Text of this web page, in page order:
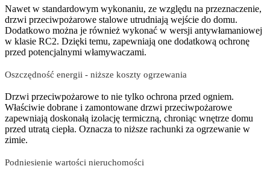
Nawet w standardowym wykonaniu, ze względu na przeznaczenie,
drzwi przeciwpożarowe stalowe utrudniają wejście do domu.
Dodatkowo można je również wykonać w wersji antywłamaniowej
w klasie RC2. Dzięki temu, zapewniają one dodatkową ochronę
przed potencjalnymi włamywaczami.
Oszczędność energii - niższe koszty ogrzewania
Drzwi przeciwpożarowe to nie tylko ochrona przed ogniem.
Właściwie dobrane i zamontowane drzwi przeciwpożarowe
zapewniają doskonałą izolację termiczną, chroniąc wnętrze domu
przed utratą ciepła. Oznacza to niższe rachunki za ogrzewanie w
zimie.
Podniesienie wartości nieruchomości